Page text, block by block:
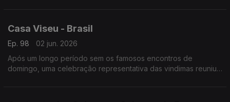
Casa Viseu - Brasil
Ep. 98
02 jun. 2026
Após um longo período sem os famosos encontros de
domingo, uma celebração representativa das vindimas reuniu